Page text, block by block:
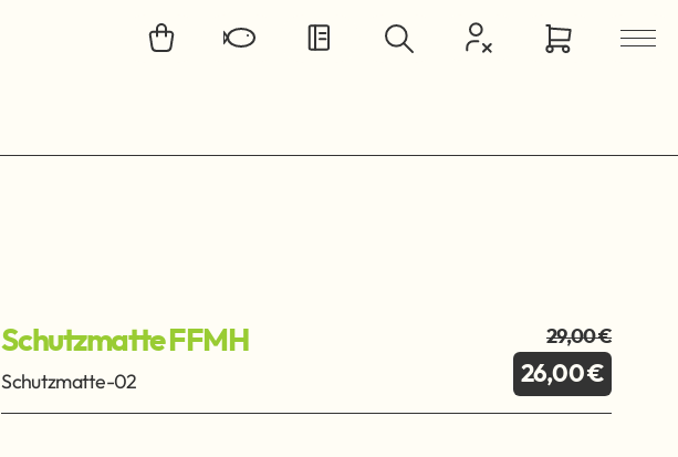
Schutzmatte FFMH
Schutzmatte-02
29,00 €
26,00 €